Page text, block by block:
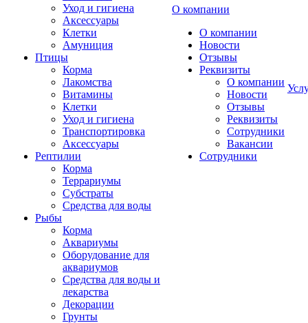
Уход и гигиена
Аксессуары
Клетки
Амуниция
Птицы
Корма
Лакомства
Витамины
Клетки
Уход и гигиена
Транспортировка
Аксессуары
Рептилии
Корма
Террариумы
Субстраты
Средства для воды
Рыбы
Корма
Аквариумы
Оборудование для
аквариумов
Средства для воды и
лекарства
Декорации
Грунты
О компании
О компании
Новости
Отзывы
Реквизиты
О компании
Новости
Отзывы
Реквизиты
Сотрудники
Вакансии
Сотрудники